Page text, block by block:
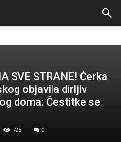
SVE STRANE! Ćerka
objavila dirljiv
doma: Čestitke se
725 0